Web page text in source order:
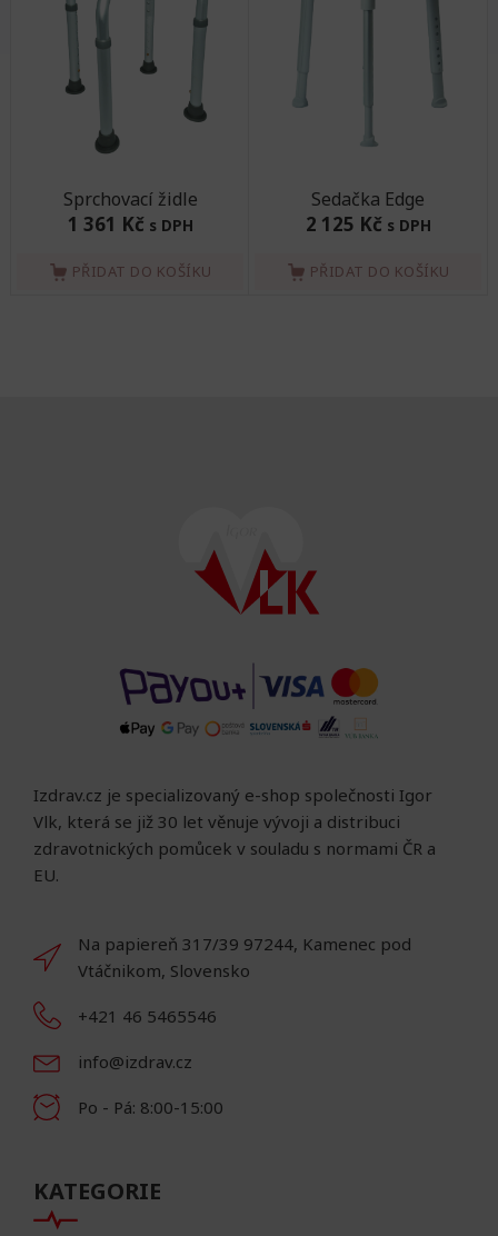
Sprchovací židle
1 361 Kč s DPH
PŘIDAT DO KOŠÍKU
Sedačka Edge
2 125 Kč s DPH
PŘIDAT DO KOŠÍKU
Izdrav.cz je specializovaný e-shop společnosti Igor
Vlk, která se již 30 let věnuje vývoji a distribuci
zdravotnických pomůcek v souladu s normami ČR a
EU.
Na papiereň 317/39 97244, Kamenec pod
Vtáčnikom, Slovensko
+421 46 5465546
info@izdrav.cz
Po - Pá: 8:00-15:00
KATEGORIE